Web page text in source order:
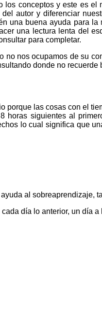
conceptos y este es el
autor y diferenciar
una buena ayuda para
una lectura lenta del
para completar.
nos ocupamos de su
donde no
porque las cosas con el
siguientes al
lo cual significa que
al sobreaprendizaje,
día lo anterior, un día a